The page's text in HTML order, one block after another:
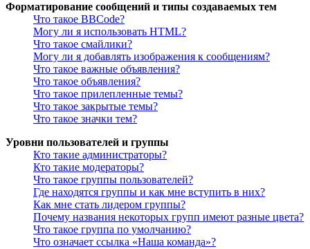
Форматирование сообщений и типы создаваемых тем
Что такое BBCode?
Могу ли я использовать HTML?
Что такое смайлики?
Могу ли я добавлять изображения к сообщениям?
Что такое важные объявления?
Что такое объявления?
Что такое прилепленные темы?
Что такое закрытые темы?
Что такое значки тем?
Уровни пользователей и группы
Кто такие администраторы?
Кто такие модераторы?
Что такое группы пользователей?
Где находятся группы и как мне вступить в них?
Как мне стать лидером группы?
Почему названия некоторых групп имеют разные цвета?
Что такое группа по умолчанию?
Что означает ссылка «Наша команда»?